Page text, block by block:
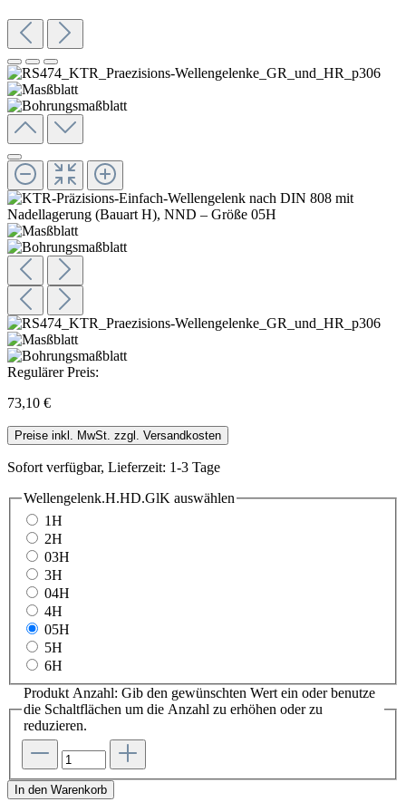
Regulärer Preis:
73,10 €
Preise inkl. MwSt. zzgl. Versandkosten
Sofort verfügbar, Lieferzeit: 1-3 Tage
Wellengelenk.H.HD.GlK auswählen
1H
2H
03H
3H
04H
4H
05H
5H
6H
Produkt Anzahl: Gib den gewünschten Wert ein oder benutze
die Schaltflächen um die Anzahl zu erhöhen oder zu
reduzieren.
In den Warenkorb